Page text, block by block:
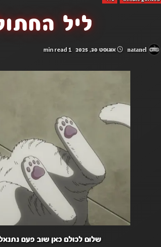
ליל
אוגוסט 30, 2025 1 min read
שלום לכולם כאן שוב פעם